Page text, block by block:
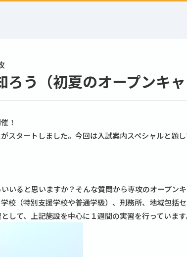
ろう（初夏のオープンキャ
！
スタートしました。今回は入試案内スペシャルと題
いると思いますか？そんな質問から専攻のオープン
校（特別支援学校や普通学級）、刑務所、地域包括
して、上記施設を中心に１週間の実習を行っています